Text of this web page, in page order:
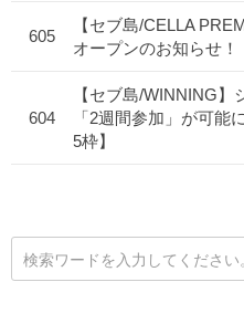
605
【セブ島/CELLA
オープンのお知らせ！
604
【セブ島/WINNING
「2週間参加」が可能
5枠】